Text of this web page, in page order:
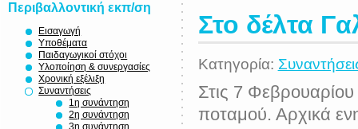
Περιβαλλοντική εκπ/ση
Εισαγωγή
Υποθέματα
Παιδαγωγικοί στόχοι
Υλοποίηση & συνεργασίες
Χρονική εξέλιξη
Συναντήσεις
1η συνάντηση
2η συνάντηση
3η συνάντηση
Στο δέλτα
Κατηγορία:
Στις 7
ποταμού. Αρχικά